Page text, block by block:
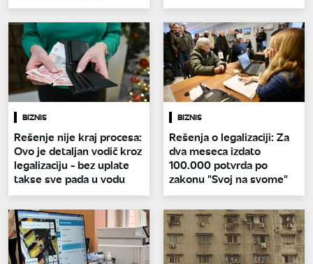
BIZNIS
Rešenje nije kraj procesa:
Ovo je detaljan vodič kroz
legalizaciju - bez uplate
takse sve pada u vodu
BIZNIS
Rešenja o legalizaciji: Za
dva meseca izdato
100.000 potvrda po
zakonu "Svoj na svome"